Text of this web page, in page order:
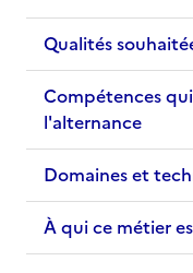
Qualités
Compétences
l'alternance
Domaines et
À qui ce métier